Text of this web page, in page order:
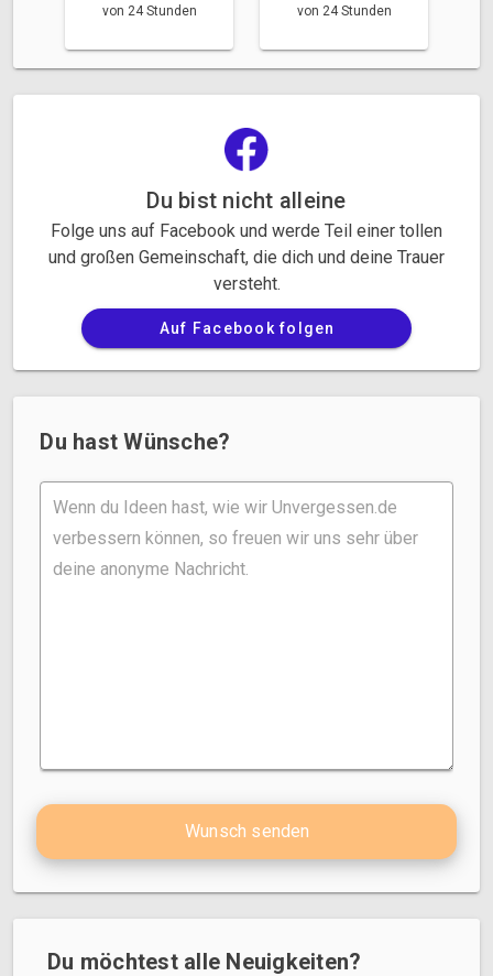
von 24 Stunden
von 24 Stunden
Du bist nicht alleine
Folge uns auf Facebook und werde Teil einer tollen
und großen Gemeinschaft, die dich und deine Trauer
versteht.
Auf Facebook folgen
Du hast Wünsche?
Wunsch senden
Du möchtest alle Neuigkeiten?